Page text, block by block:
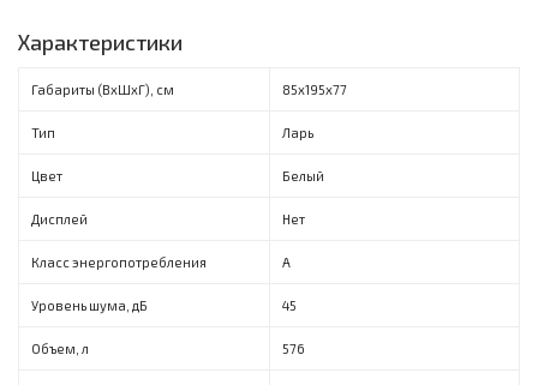
Характеристики
Габариты (ВxШxГ), см 85х195х77
Тип Ларь
Цвет Белый
Дисплей Нет
Класс энергопотребления A
Уровень шума, дБ 45
Объем, л 576